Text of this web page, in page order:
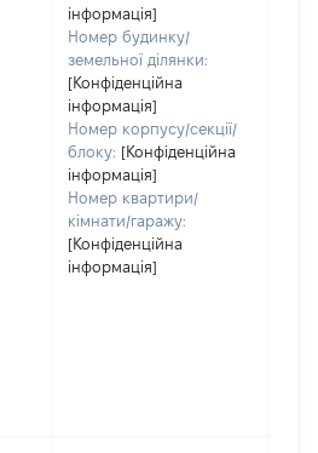
інформація]
Номер будинку/
земельної ділянки:
[Конфіденційна
інформація]
Номер корпусу/секції/
блоку: [Конфіденційна
інформація]
Номер квартири/
кімнати/гаражу:
[Конфіденційна
інформація]